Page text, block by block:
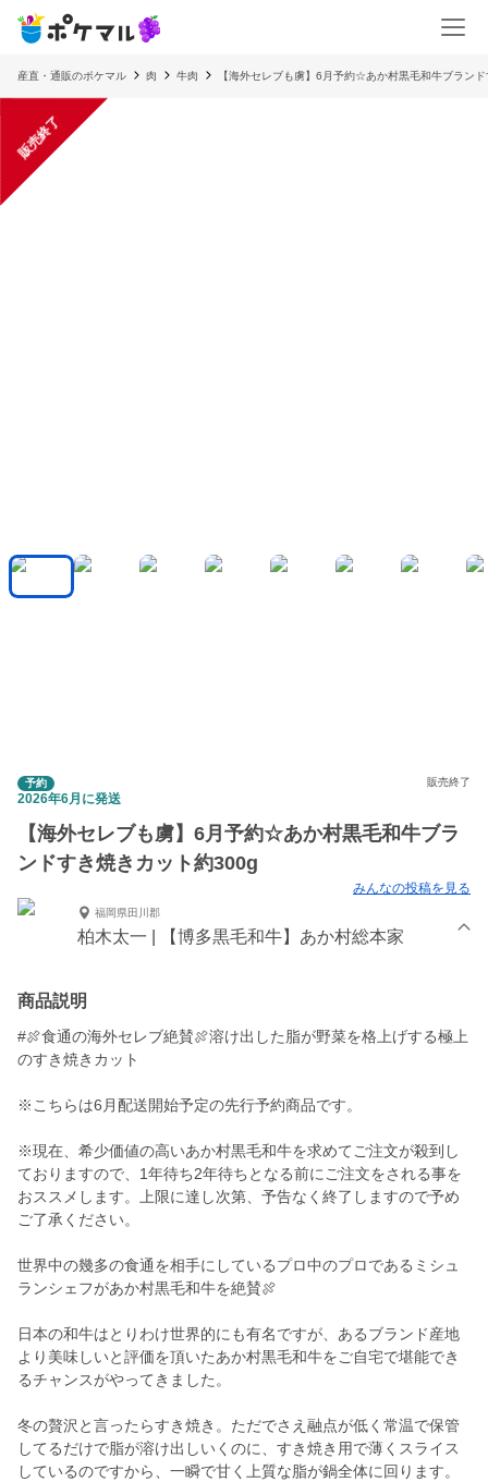
産直・通販のポケマル 肉 牛肉 【海外セレブも虜】6月予約☆あか村黒毛和牛ブラン
販売終了
予約 販売終了
2026年6月に発送
【海外セレブも虜】6月予約☆あか村黒毛和牛ブラ
ンドすき焼きカット約300g
みんなの投稿を見る
福岡県田川郡
柏木太一 | 【博多黒毛和牛】あか村総本家
商品説明
#🍖食通の海外セレブ絶賛🍖溶け出した脂が野菜を格上げする極上
のすき焼きカット
※こちらは6月配送開始予定の先行予約商品です。
※現在、希少価値の高いあか村黒毛和牛を求めてご注文が殺到し
ておりますので、1年待ち2年待ちとなる前にご注文をされる事を
おススメします。上限に達し次第、予告なく終了しますので予め
ご了承ください。
世界中の幾多の食通を相手にしているプロ中のプロであるミシュ
ランシェフがあか村黒毛和牛を絶賛🍖
日本の和牛はとりわけ世界的にも有名ですが、あるブランド産地
より美味しいと評価を頂いたあか村黒毛和牛をご自宅で堪能でき
るチャンスがやってきました。
冬の贅沢と言ったらすき焼き。ただでさえ融点が低く常温で保管
してるだけで脂が溶け出しいくのに、すき焼き用で薄くスライス
しているのですから、一瞬で甘く上質な脂が鍋全体に回ります。